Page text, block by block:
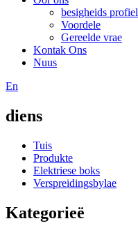
besigheids profiel
Voordele
Gereelde vrae
Kontak Ons
Nuus
En
diens
Tuis
Produkte
Elektriese boks
Verspreidingsbylae
Kategorieë